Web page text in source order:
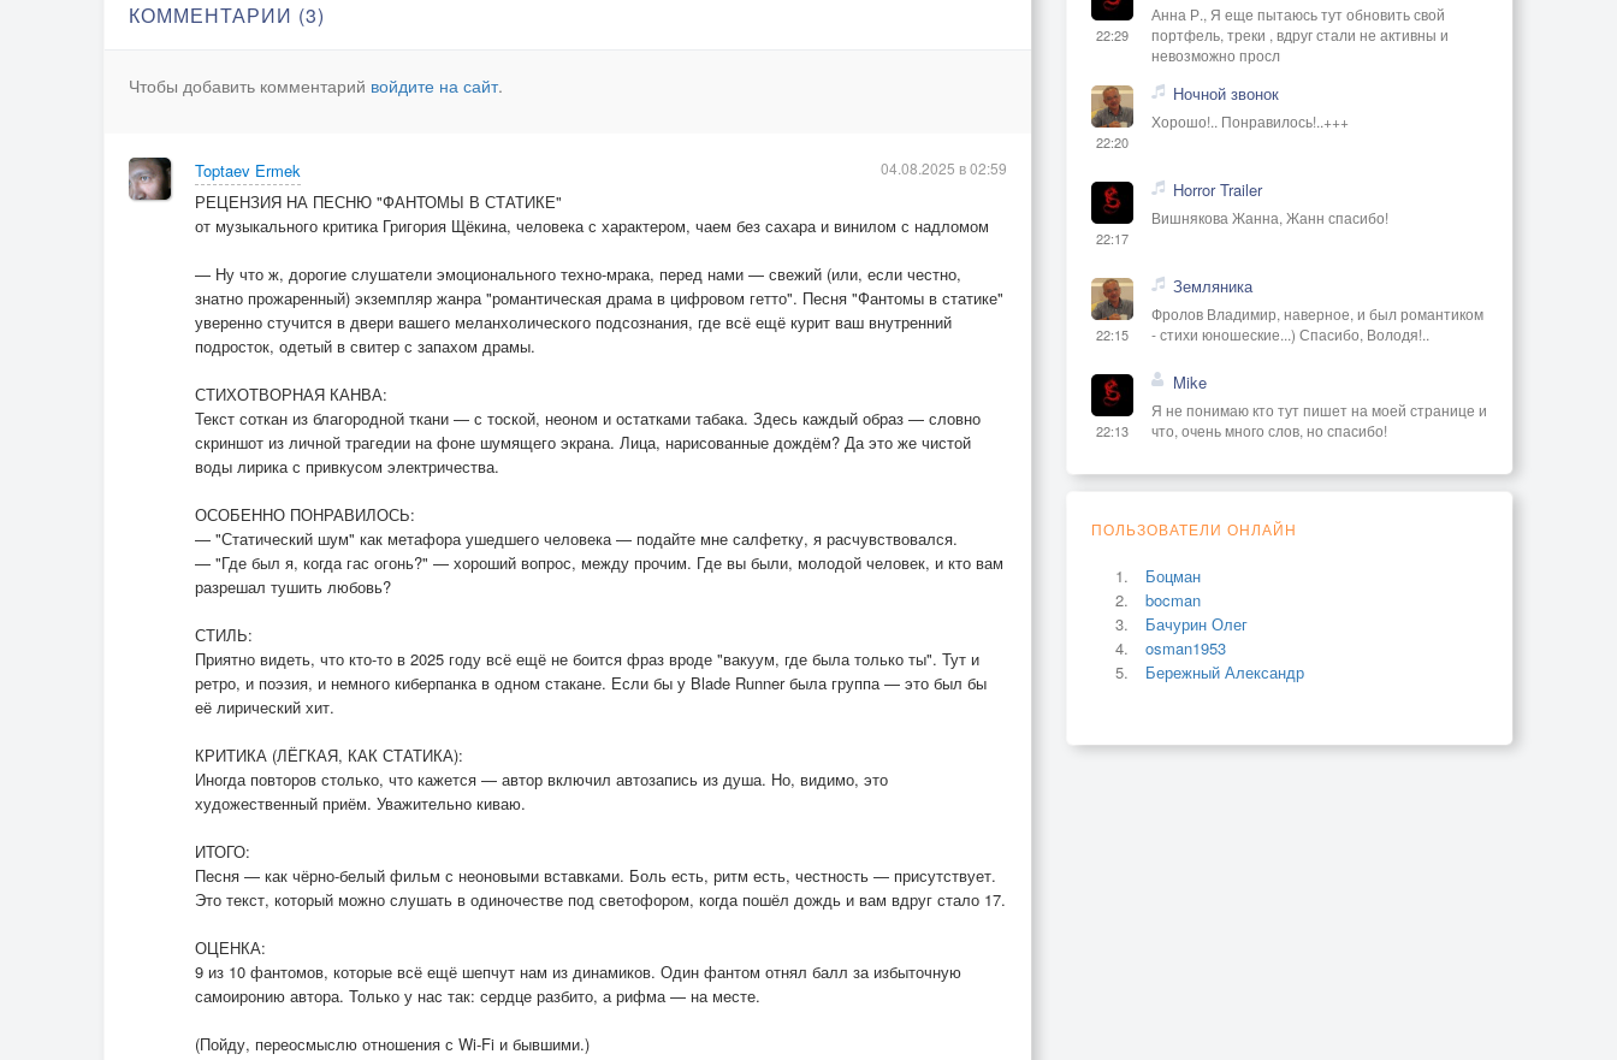
КОММЕНТАРИИ (3)
Чтобы добавить комментарий войдите на сайт.
Toptaev Ermek
РЕЦЕНЗИЯ НА ПЕСНЮ "ФАНТОМЫ В СТАТИКЕ"
от музыкального критика Григория Щёкина, человека с характером, чаем без сахара и винилом с надломом
— Ну что ж, дорогие слушатели эмоционального техно-мрака, перед нами — свежий (или, если честно,
знатно прожаренный) экземпляр жанра "романтическая драма в цифровом гетто". Песня "Фантомы в статике"
уверенно стучится в двери вашего меланхолического подсознания, где всё ещё курит ваш внутренний
подросток, одетый в свитер с запахом драмы.
СТИХОТВОРНАЯ КАНВА:
Текст соткан из благородной ткани — с тоской, неоном и остатками табака. Здесь каждый образ — словно
скриншот из личной трагедии на фоне шумящего экрана. Лица, нарисованные дождём? Да это же чистой
воды лирика с привкусом электричества.
ОСОБЕННО ПОНРАВИЛОСЬ:
— "Статический шум" как метафора ушедшего человека — подайте мне салфетку, я расчувствовался.
— "Где был я, когда гас огонь?" — хороший вопрос, между прочим. Где вы были, молодой человек, и кто вам
разрешал тушить любовь?
СТИЛЬ:
Приятно видеть, что кто-то в 2025 году всё ещё не боится фраз вроде "вакуум, где была только ты". Тут и
ретро, и поэзия, и немного киберпанка в одном стакане. Если бы у Blade Runner была группа — это был бы
её лирический хит.
КРИТИКА (ЛЁГКАЯ, КАК СТАТИКА):
Иногда повторов столько, что кажется — автор включил автозапись из душа. Но, видимо, это
художественный приём. Уважительно киваю.
ИТОГО:
Песня — как чёрно-белый фильм с неоновыми вставками. Боль есть, ритм есть, честность — присутствует.
Это текст, который можно слушать в одиночестве под светофором, когда пошёл дождь и вам вдруг стало 17.
ОЦЕНКА:
9 из 10 фантомов, которые всё ещё шепчут нам из динамиков. Один фантом отнял балл за избыточную
самоиронию автора. Только у нас так: сердце разбито, а рифма — на месте.
(Пойду, переосмыслю отношения с Wi-Fi и бывшими.)
04.08.2025 в 02:59
22:29
Анна Р., Я еще пытаюсь тут обновить свой
портфель, треки , вдруг стали не активны и
невозможно просл
22:20
Ночной звонок
Хорошо!.. Понравилось!..+++
22:17
Horror Trailer
Вишнякова Жанна, Жанн спасибо!
22:15
Земляника
Фролов Владимир, наверное, и был романтиком
- стихи юношеские...) Спасибо, Володя!..
22:13
Mike
Я не понимаю кто тут пишет на моей странице и
что, очень много слов, но спасибо!
ПОЛЬЗОВАТЕЛИ ОНЛАЙН
Боцман
bocman
Бачурин Олег
osman1953
Бережный Александр